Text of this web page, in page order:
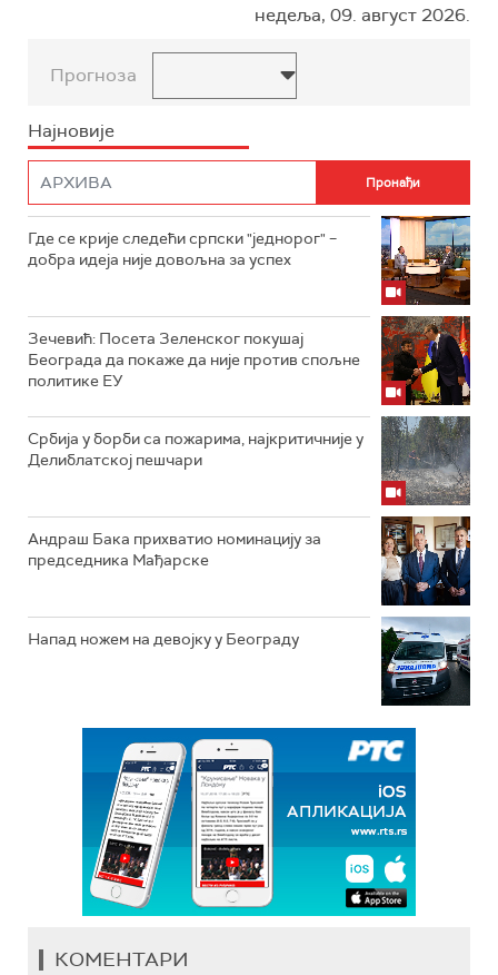
недеља, 09. август 2026.
Прогноза
Најновије
Где се крије следећи српски "једнорог" –
добра идеја није довољна за успех
Зечевић: Посета Зеленског покушај
Београда да покаже да није против спољне
политике ЕУ
Србија у борби са пожарима, најкритичније у
Делиблатској пешчари
Андраш Бака прихватио номинацију за
председника Мађарске
Напад ножем на девојку у Београду
КОМЕНТАРИ